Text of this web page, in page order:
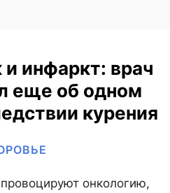
и инфаркт: врач
еще об одном
курения
онкологию,